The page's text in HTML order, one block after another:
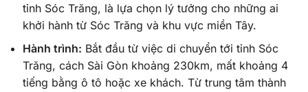
tỉnh Sóc Trăng, là lựa chọn lý tưởng cho những ai
khởi hành từ Sóc Trăng và khu vực miền Tây.
Hành trình: Bắt đầu từ việc di chuyển tới tỉnh Sóc
Trăng, cách Sài Gòn khoảng 230km, mất khoảng 4
tiếng bằng ô tô hoặc xe khách. Từ trung tâm thành